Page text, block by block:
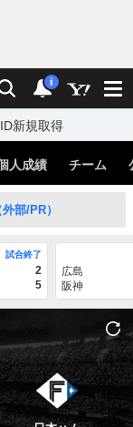
検索 通知
i
ID新規取得
人成績 チーム
部/PR）
試合終了
2
5
広島
阪神